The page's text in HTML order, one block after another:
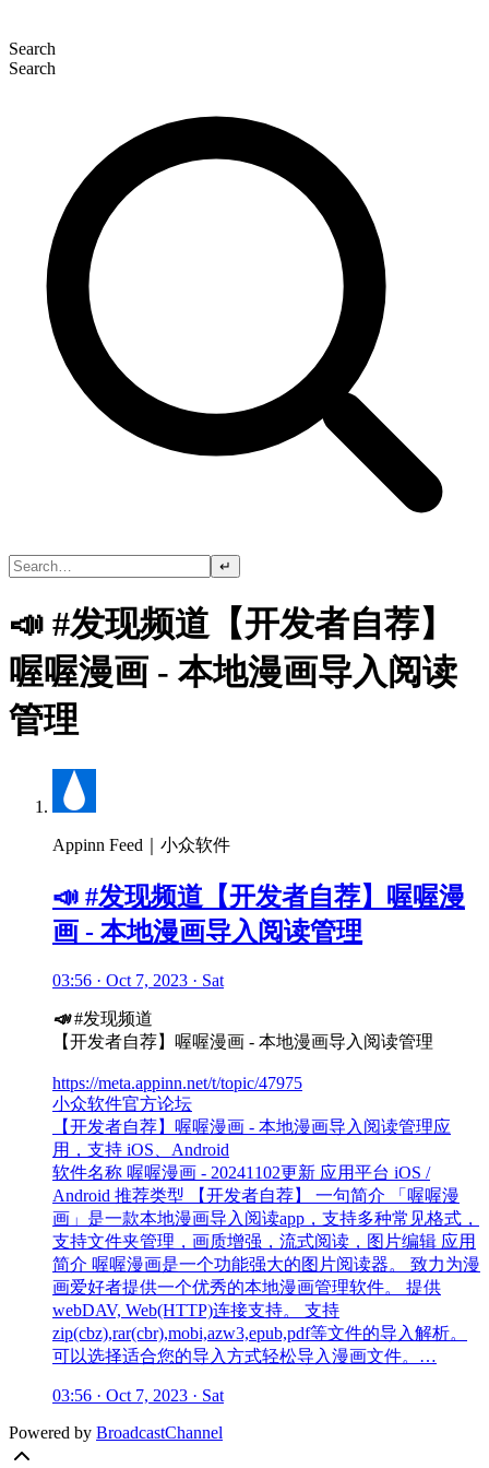
Search
Search
↵
📣 #发现频道【开发者自荐】
喔喔漫画 - 本地漫画导入阅读
管理
Appinn Feed｜小众软件
📣 #发现频道【开发者自荐】喔喔漫
画 - 本地漫画导入阅读管理
03:56 · Oct 7, 2023 · Sat
📣#发现频道
【开发者自荐】喔喔漫画 - 本地漫画导入阅读管理
https://meta.appinn.net/t/topic/47975
小众软件官方论坛
【开发者自荐】喔喔漫画 - 本地漫画导入阅读管理应
用，支持 iOS、Android
软件名称 喔喔漫画 - 20241102更新 应用平台 iOS /
Android 推荐类型 【开发者自荐】 一句简介 「喔喔漫
画」是一款本地漫画导入阅读app，支持多种常见格式，
支持文件夹管理，画质增强，流式阅读，图片编辑 应用
简介 喔喔漫画是一个功能强大的图片阅读器。 致力为漫
画爱好者提供一个优秀的本地漫画管理软件。 提供
webDAV, Web(HTTP)连接支持。 支持
zip(cbz),rar(cbr),mobi,azw3,epub,pdf等文件的导入解析。
可以选择适合您的导入方式轻松导入漫画文件。…
03:56 · Oct 7, 2023 · Sat
Powered by BroadcastChannel